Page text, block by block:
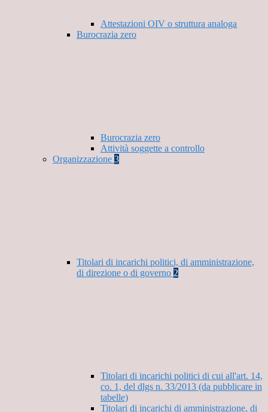
Attestazioni OIV o struttura analoga
Burocrazia zero
Burocrazia zero
Attività soggette a controllo
Organizzazione 3
Titolari di incarichi politici, di amministrazione,
di direzione o di governo 2
Titolari di incarichi politici di cui all'art. 14,
co. 1, del dlgs n. 33/2013 (da pubblicare in
tabelle)
Titolari di incarichi di amministrazione, di